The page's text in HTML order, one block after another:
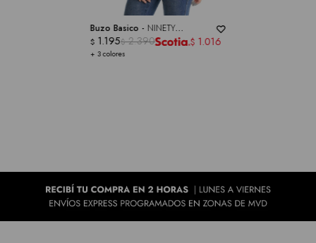
Buzo Basico - NINETY
CLOTHING
+ 3 colores
$ 1.195$ 2.390 $ 1.016